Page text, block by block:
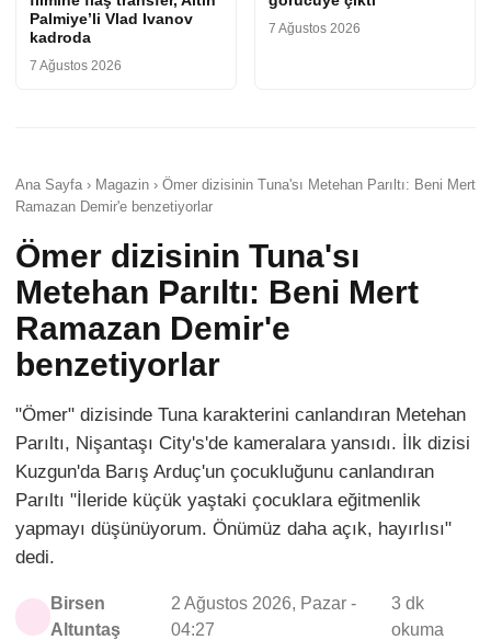
Palmiye’li Vlad Ivanov
kadroda
7 Ağustos 2026
7 Ağustos 2026
Ana Sayfa › Magazin › Ömer dizisinin Tuna'sı Metehan Parıltı: Beni Mert
Ramazan Demir'e benzetiyorlar
Ömer dizisinin Tuna'sı
Metehan Parıltı: Beni Mert
Ramazan Demir'e
benzetiyorlar
"Ömer" dizisinde Tuna karakterini canlandıran Metehan
Parıltı, Nişantaşı City's'de kameralara yansıdı. İlk dizisi
Kuzgun'da Barış Arduç'un çocukluğunu canlandıran
Parıltı "İleride küçük yaştaki çocuklara eğitmenlik
yapmayı düşünüyorum. Önümüz daha açık, hayırlısı"
dedi.
Birsen
Altuntaş
2 Ağustos 2026, Pazar -
04:27
3 dk
okuma